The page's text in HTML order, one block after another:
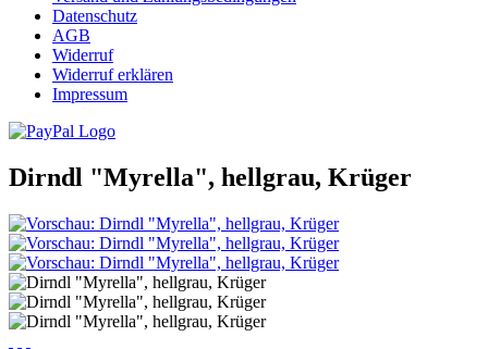
Datenschutz
AGB
Widerruf
Widerruf erklären
Impressum
Dirndl "Myrella", hellgrau, Krüger